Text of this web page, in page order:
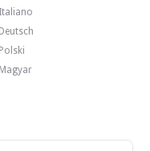
Der Lack in seinem
vollständig original. Die
Italiano
Deutsch
Polski
Magyar